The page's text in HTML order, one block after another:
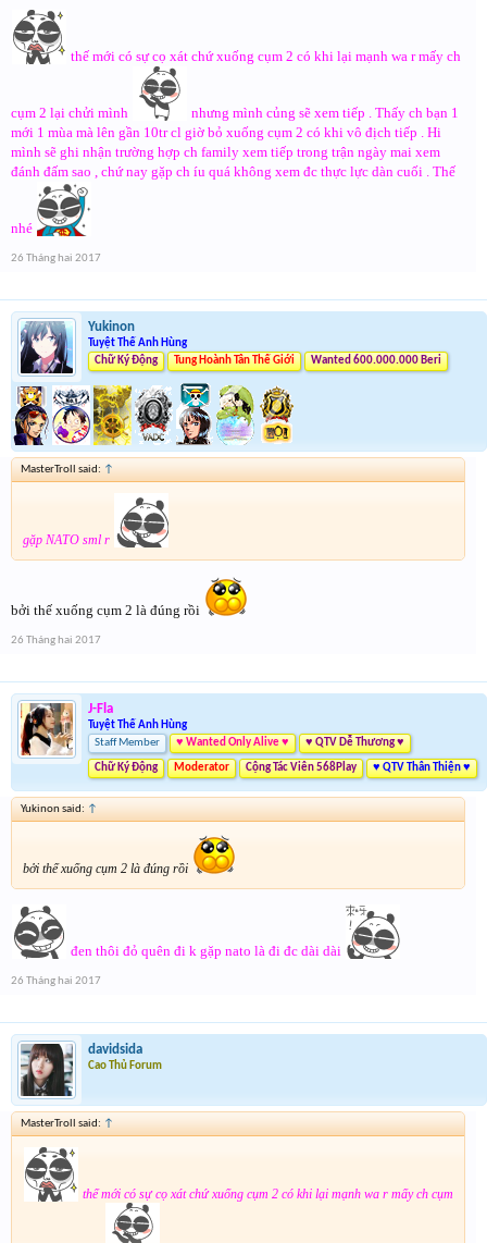
thế mới có sự cọ xát chứ xuống cụm 2 có khi lại mạnh wa r mấy ch
cụm 2 lại chửi mình
nhưng mình củng sẽ xem tiếp . Thấy ch bạn 1
mới 1 mùa mà lên gần 10tr cl giờ bỏ xuống cụm 2 có khi vô địch tiếp . Hi
mình sẽ ghi nhận trường hợp ch family xem tiếp trong trận ngày mai xem
đánh đấm sao , chứ nay gặp ch íu quá không xem đc thực lực dàn cuối . Thế
nhé
26 Tháng hai 2017
Yukinon
Tuyệt Thế Anh Hùng
Chữ Ký Động
Tung Hoành Tân Thế Giới Wanted 600.000.000 Beri
MasterTroll said: ↑
gặp NATO sml r
bởi thế xuống cụm 2 là đúng rồi
26 Tháng hai 2017
J-Fla
Tuyệt Thế Anh Hùng
Staff Member
♥ Wanted Only Alive ♥ ♥ QTV Dễ Thương ♥
Chữ Ký Động Moderator Cộng Tác Viên 568Play ♥ QTV Thân Thiện ♥
Yukinon said: ↑
bởi thế xuống cụm 2 là đúng rồi
đen thôi đỏ quên đi k gặp nato là đi đc dài dài
26 Tháng hai 2017
davidsida
Cao Thủ Forum
MasterTroll said: ↑
thế mới có sự cọ xát chứ xuống cụm 2 có khi lại mạnh wa r mấy ch cụm